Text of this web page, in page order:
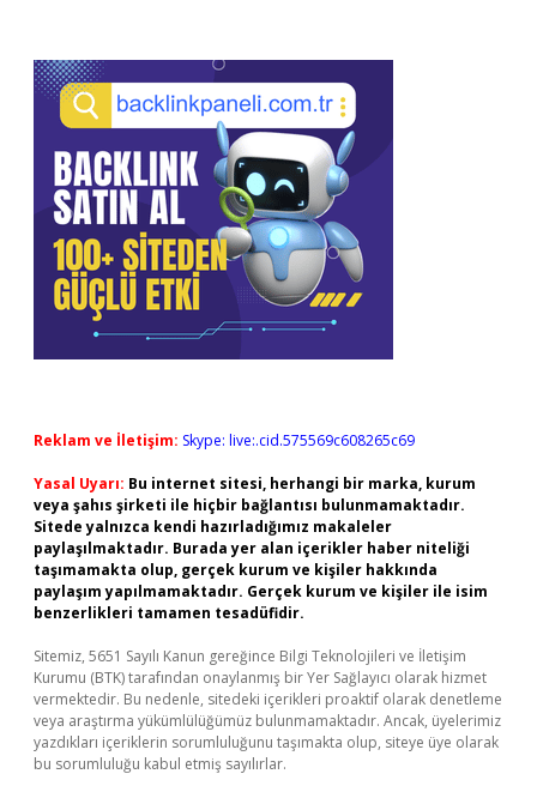
Reklam ve İletişim: Skype: live:.cid.575569c608265c69
Yasal Uyarı: Bu internet sitesi, herhangi bir marka, kurum
veya şahıs şirketi ile hiçbir bağlantısı bulunmamaktadır.
Sitede yalnızca kendi hazırladığımız makaleler
paylaşılmaktadır. Burada yer alan içerikler haber niteliği
taşımamakta olup, gerçek kurum ve kişiler hakkında
paylaşım yapılmamaktadır. Gerçek kurum ve kişiler ile isim
benzerlikleri tamamen tesadüfidir.
Sitemiz, 5651 Sayılı Kanun gereğince Bilgi Teknolojileri ve İletişim
Kurumu (BTK) tarafından onaylanmış bir Yer Sağlayıcı olarak hizmet
vermektedir. Bu nedenle, sitedeki içerikleri proaktif olarak denetleme
veya araştırma yükümlülüğümüz bulunmamaktadır. Ancak, üyelerimiz
yazdıkları içeriklerin sorumluluğunu taşımakta olup, siteye üye olarak
bu sorumluluğu kabul etmiş sayılırlar.